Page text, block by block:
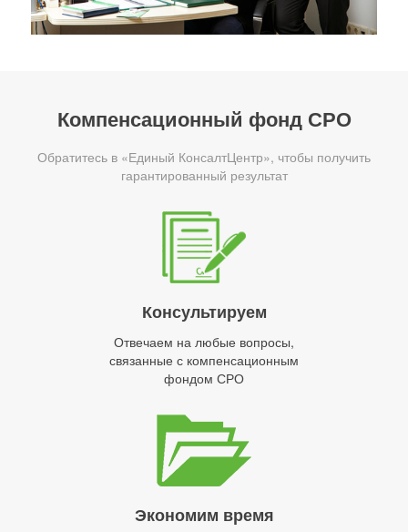
Компенсационный фонд СРО
Обратитесь в «Единый КонсалтЦентр», чтобы получить
гарантированный результат
Консультируем
Отвечаем на любые вопросы,
связанные с компенсационным
фондом СРО
Экономим время